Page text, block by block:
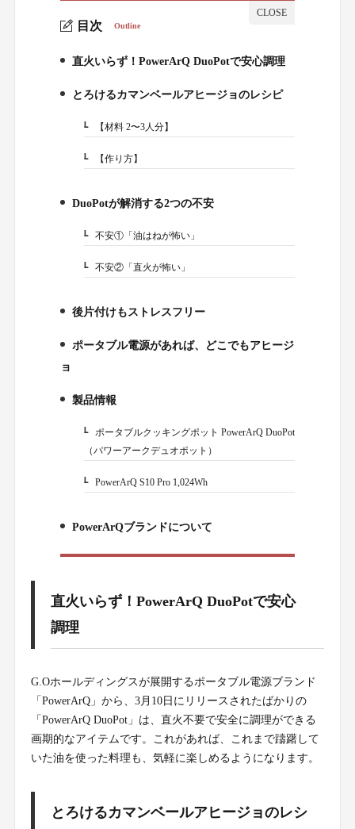
目次 Outline
1.
直火いらず！PowerArQ DuoPotで安心調理
とろけるカマンベールアヒージョのレシピ
2-1.【材料 2〜3人分】
2-2.【作り方】
3.
DuoPotが解消する2つの不安
3-1.不安①「油はねが怖い」
3-2.不安②「直火が怖い」
後片付けもストレスフリー
5.
ポータブル電源があれば、どこでもアヒージ
ョ
6.
製品情報
6-1.ポータブルクッキングポット PowerArQ DuoPot
（パワーアークデュオポット）
6-2.PowerArQ S10 Pro 1,024Wh
7.
PowerArQブランドについて
直火いらず！PowerArQ DuoPotで安心
調理
G.Oホールディングスが展開するポータブル電源ブランド
「PowerArQ」から、3月10日にリリースされたばかりの
「PowerArQ DuoPot」は、直火不要で安全に調理ができる
画期的なアイテムです。これがあれば、これまで躊躇して
いた油を使った料理も、気軽に楽しめるようになります。
とろけるカマンベールアヒージョのレシ